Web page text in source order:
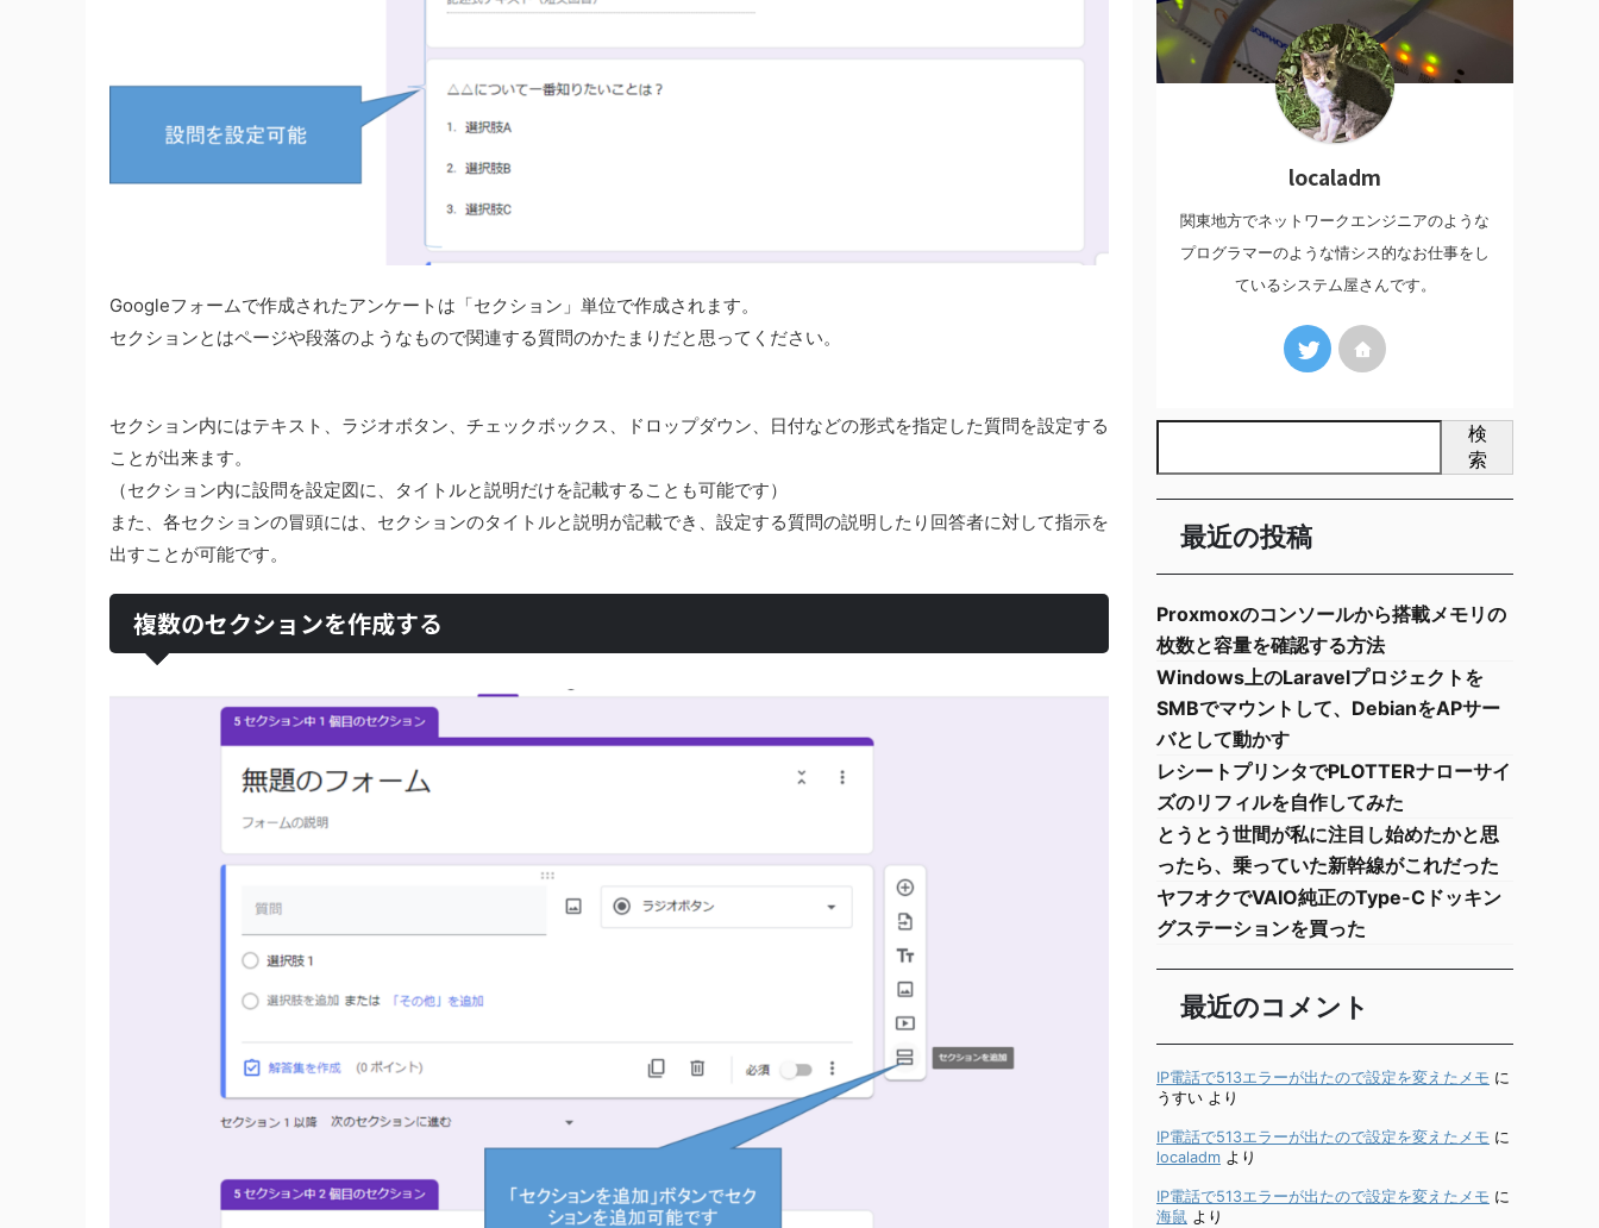
Googleフォームで作成されたアンケートは「セクション」単位で作成されます。
セクションとはページや段落のようなもので関連する質問のかたまりだと思ってください。
セクション内にはテキスト、ラジオボタン、チェックボックス、ドロップダウン、日付などの形式を指定した質問を設定する
ことが出来ます。
（セクション内に設問を設定図に、タイトルと説明だけを記載することも可能です）
また、各セクションの冒頭には、セクションのタイトルと説明が記載でき、設定する質問の説明したり回答者に対して指示を
出すことが可能です。
複数のセクションを作成する
localadm
関東地方でネットワークエンジニアのような
プログラマーのような情シス的なお仕事をし
ているシステム屋さんです。
検
索
最近の投稿
Proxmoxのコンソールから搭載メモリの
枚数と容量を確認する方法
Windows上のLaravelプロジェクトを
SMBでマウントして、DebianをAPサー
バとして動かす
レシートプリンタでPLOTTERナローサイ
ズのリフィルを自作してみた
とうとう世間が私に注目し始めたかと思
ったら、乗っていた新幹線がこれだった
ヤフオクでVAIO純正のType-Cドッキン
グステーションを買った
最近のコメント
IP電話で513エラーが出たので設定を変えたメモ に
うすい より
IP電話で513エラーが出たので設定を変えたメモ に
localadm より
IP電話で513エラーが出たので設定を変えたメモ に
海鼠 より